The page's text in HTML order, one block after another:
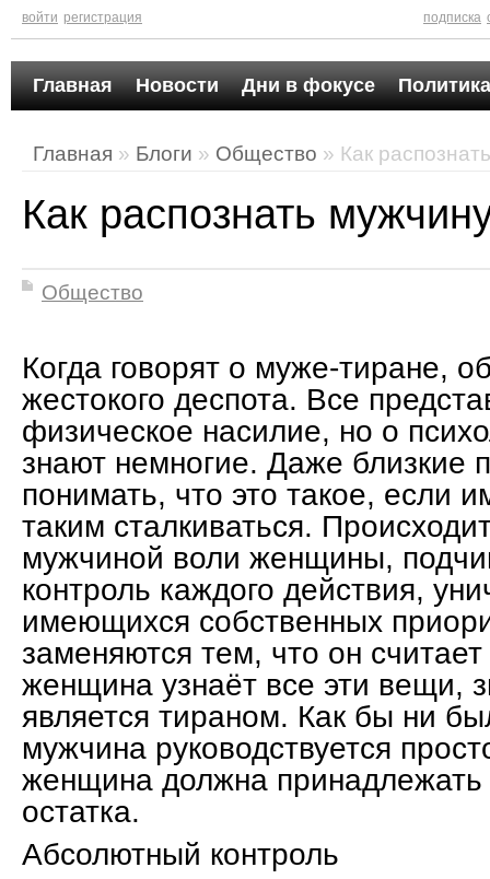
войти регистрация подписка
Главная Новости Дни в фокусе
Главная » Блоги » Общество » Как
Как распознать
Общество
Когда говорят о муже-тиране,
жестокого деспота. Все
физическое насилие, но о
знают немногие. Даже близкие
понимать, что это такое, если
таким сталкиваться.
мужчиной воли женщины,
контроль каждого действия,
имеющихся собственных
заменяются тем, что он
женщина узнаёт все эти вещи,
является тираном. Как бы ни
мужчина руководствуется
женщина должна принадлежать
остатка.
Абсолютный контроль